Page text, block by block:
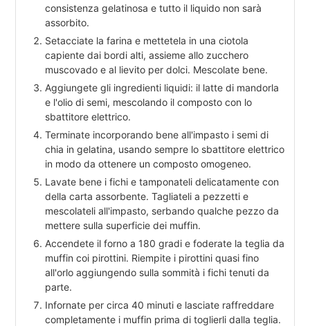
consistenza gelatinosa e tutto il liquido non sarà
assorbito.
Setacciate la farina e mettetela in una ciotola
capiente dai bordi alti, assieme allo zucchero
muscovado e al lievito per dolci. Mescolate bene.
Aggiungete gli ingredienti liquidi: il latte di mandorla
e l'olio di semi, mescolando il composto con lo
sbattitore elettrico.
Terminate incorporando bene all'impasto i semi di
chia in gelatina, usando sempre lo sbattitore elettrico
in modo da ottenere un composto omogeneo.
Lavate bene i fichi e tamponateli delicatamente con
della carta assorbente. Tagliateli a pezzetti e
mescolateli all'impasto, serbando qualche pezzo da
mettere sulla superficie dei muffin.
Accendete il forno a 180 gradi e foderate la teglia da
muffin coi pirottini. Riempite i pirottini quasi fino
all'orlo aggiungendo sulla sommità i fichi tenuti da
parte.
Infornate per circa 40 minuti e lasciate raffreddare
completamente i muffin prima di toglierli dalla teglia.